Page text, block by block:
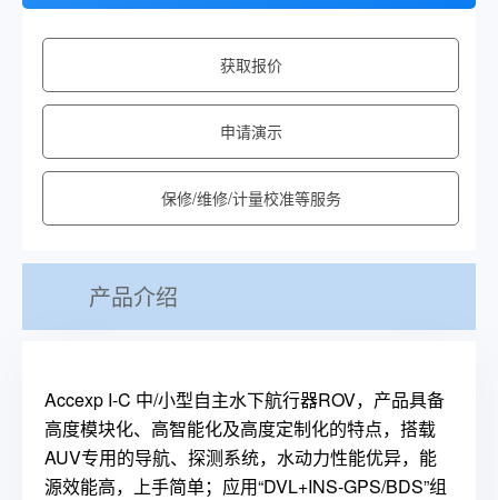
获取报价
申请演示
保修/维修/计量校准等服务
产品介绍
Accexp I-C 中/小型自主水下航行器ROV，产品具备
高度模块化、高智能化及高度定制化的特点，搭载
AUV专用的导航、探测系统，水动力性能优异，能
源效能高，上手简单；应用“DVL+INS-GPS/BDS”组